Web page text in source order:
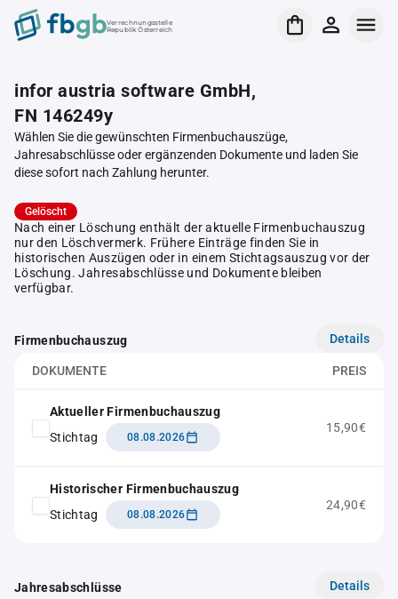
Verrechnungsstelle
Republik Österreich
infor austria software GmbH,
FN 146249y
Wählen Sie die gewünschten Firmenbuchauszüge,
Jahresabschlüsse oder ergänzenden Dokumente und laden Sie
diese sofort nach Zahlung herunter.
Gelöscht
Nach einer Löschung enthält der aktuelle Firmenbuchauszug
nur den Löschvermerk. Frühere Einträge finden Sie in
historischen Auszügen oder in einem Stichtagsauszug vor der
Löschung. Jahresabschlüsse und Dokumente bleiben
verfügbar.
Firmenbuchauszug Details
DOKUMENTE PREIS
Aktueller Firmenbuchauszug
Stichtag
08.08.2026
15,90€
Historischer Firmenbuchauszug
Stichtag
08.08.2026
24,90€
Jahresabschlüsse Details